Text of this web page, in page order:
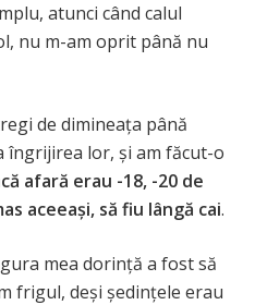
atunci când calul
nu m-am oprit până nu
de dimineața până
îngrijirea lor, și am făcut-o
afară erau -18, -20 de
aceeași, să fiu lângă cai.
mea dorință a fost să
frigul, deși ședințele erau